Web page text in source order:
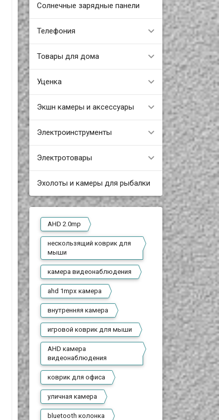
Солнечные зарядные панели
Телефония
Товары для дома
Уценка
Экшн камеры и аксессуары
Электроинструменты
Электротовары
Эхолоты и камеры для рыбалки
AHD 2.0mp
нескользящий коврик для
мыши
камера видеонаблюдения
ahd 1mpx камера
внутренняя камера
игровой коврик для мыши
AHD камера
видеонаблюдения
коврик для офиса
уличная камера
bluetooth колонка